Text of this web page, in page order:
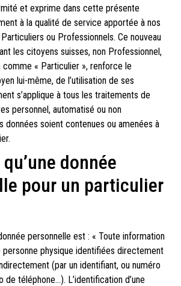
et exprime dans cette présente
à la qualité de service apportée à nos
ou Professionnels. Ce nouveau
les citoyens suisses, non Professionnel,
« Particulier », renforce le
lui-même, de l’utilisation de ses
s’applique à tous les traitements de
personnel, automatisé ou non
données soient contenues ou amenées à
qu’une donnée
pour un particulier
personnelle est : « Toute information
personne physique identifiées directement
(par un identifiant, ou numéro
de téléphone…). L’identification d’une